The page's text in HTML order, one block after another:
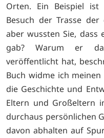
Orten. Ein Beispiel
Besuch der Trasse der
aber wussten Sie, dass
gab? Warum er
veröffentlicht hat,
Buch widme ich
die Geschichte und
Eltern und Großeltern
durchaus persönlichen
davon abhalten auf